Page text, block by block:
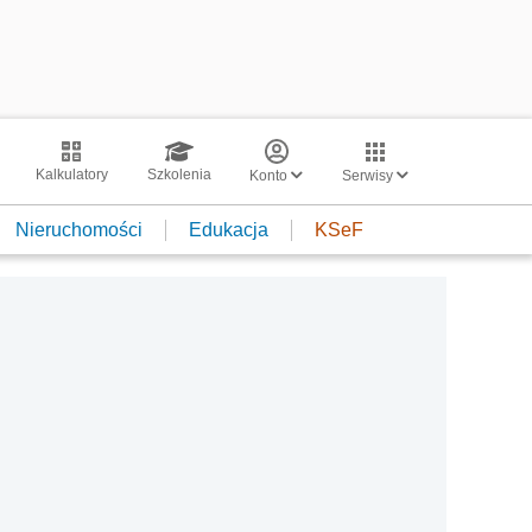
Kalkulatory Szkolenia Konto Serwisy
Nieruchomości Edukacja KSeF